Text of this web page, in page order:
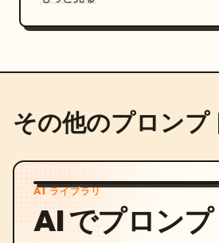
その他のプロンプ
AI ライブラリ
AI でプロン